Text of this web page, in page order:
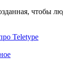
чтобы
Teletype